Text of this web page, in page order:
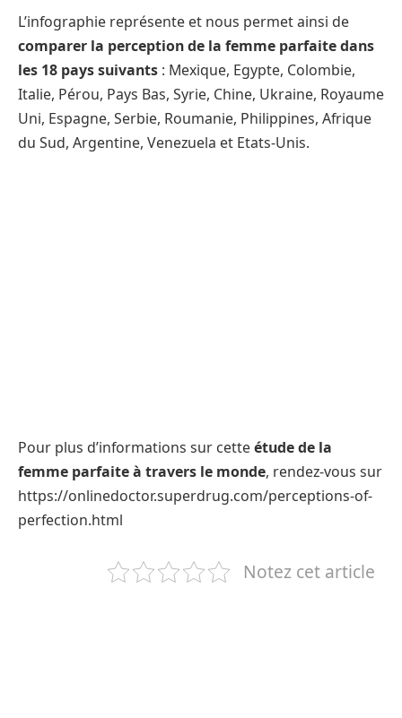
L’infographie représente et nous permet ainsi de
comparer la perception de la femme parfaite dans
les 18 pays suivants : Mexique, Egypte, Colombie,
Italie, Pérou, Pays Bas, Syrie, Chine, Ukraine, Royaume
Uni, Espagne, Serbie, Roumanie, Philippines, Afrique
du Sud, Argentine, Venezuela et Etats-Unis.
Pour plus d’informations sur cetteétude de la
femme parfaite à travers le monde, rendez-vous sur
https://onlinedoctor.superdrug.com/perceptions-of-
perfection.html
Notez cet article